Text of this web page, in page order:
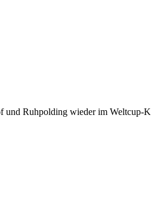
und Ruhpolding wieder im Weltcup-